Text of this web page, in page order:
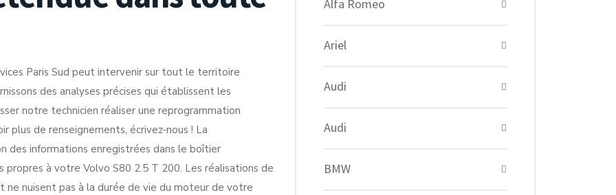
Paris Sud peut intervenir sur tout le territoire
des analyses précises qui établissent les
notre technicien réaliser une reprogrammation
plus de renseignements, écrivez-nous ! La
des informations enregistrées dans le boîtier
à votre Volvo S80 2.5 T 200. Les réalisations de
ne nuisent pas à la durée de vie du moteur de votre
Alfa Romeo
Ariel
Audi
Audi
BMW